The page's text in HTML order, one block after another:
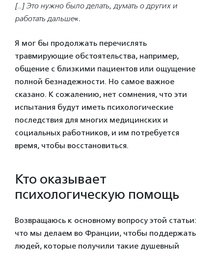
[…] Это нужно было делать, думать о других и
работать дальше«.
Я мог бы продолжать перечислять
травмирующие обстоятельства, например,
общение с близкими пациентов или ощущение
полной безнадежности. Но самое важное
сказано. К сожалению, нет сомнения, что эти
испытания будут иметь психологические
последствия для многих медицинских и
социальных работников, и им потребуется
время, чтобы восстановиться.
Кто оказывает
психологическую помощь
Возвращаюсь к основному вопросу этой статьи:
что мы делаем во Франции, чтобы поддержать
людей, которые получили такие душевный